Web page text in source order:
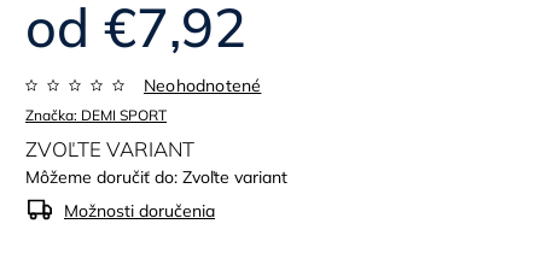
Značka: DEMI SPORT
Neohodnotené
od €7,92
ZVOĽTE VARIANT
Môžeme doručiť do: Zvoľte variant
Možnosti doručenia